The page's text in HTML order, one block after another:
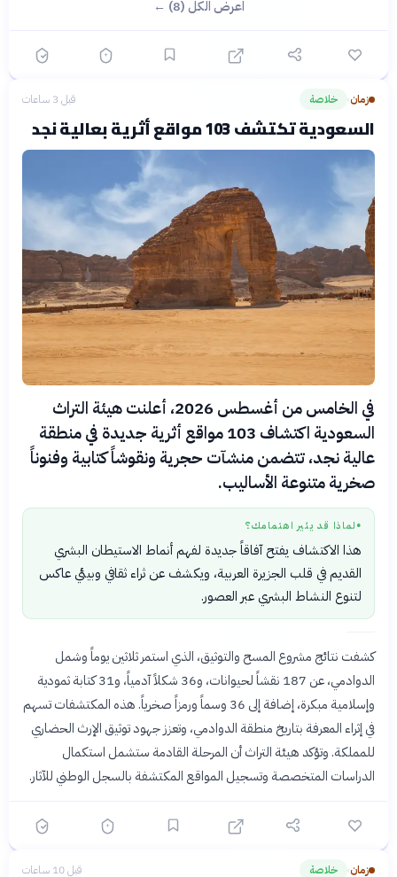
اعرض الكل (8) ←
زمان› خلاصة قبل 3 ساعات
السعودية تكتشف 103 مواقع أثرية بعالية نجد
في الخامس من أغسطس 2026، أعلنت هيئة التراث
السعودية اكتشاف 103 مواقع أثرية جديدة في منطقة
عالية نجد، تتضمن منشآت حجرية ونقوشاً كتابية وفنوناً
صخرية متنوعة الأساليب.
● لماذا قد يثير اهتمامك؟
هذا الاكتشاف يفتح آفاقاً جديدة لفهم أنماط الاستيطان البشري
القديم في قلب الجزيرة العربية، ويكشف عن ثراء ثقافي وبيئي عاكس
لتنوع النشاط البشري عبر العصور.
كشفت نتائج مشروع المسح والتوثيق، الذي استمر ثلاثين يوماً وشمل
الدوادمي، عن 187 نقشاً لحيوانات، و36 شكلاً آدمياً، و31 كتابة ثمودية
وإسلامية مبكرة، إضافة إلى 36 وسماً ورمزاً صخرياً. هذه المكتشفات تسهم
في إثراء المعرفة بتاريخ منطقة الدوادمي، وتعزز جهود توثيق الإرث الحضاري
للمملكة. وتؤكد هيئة التراث أن المرحلة القادمة ستشمل استكمال
الدراسات المتخصصة وتسجيل المواقع المكتشفة بالسجل الوطني للآثار.
زمان› خلاصة قبل 10 ساعات